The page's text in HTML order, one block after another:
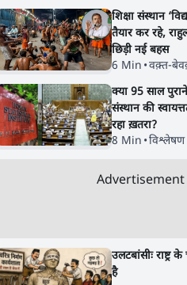
शिक्षा संस्थान
तैयार कर रहे,
छिड़ी नई बहस
6 Min •वक़्त-
क्या 95 साल
संस्थान की
रहा ख़तरा?
8 Min •विश्लेषण
Advertisement
उलटबांसीः राष्ट्र
है